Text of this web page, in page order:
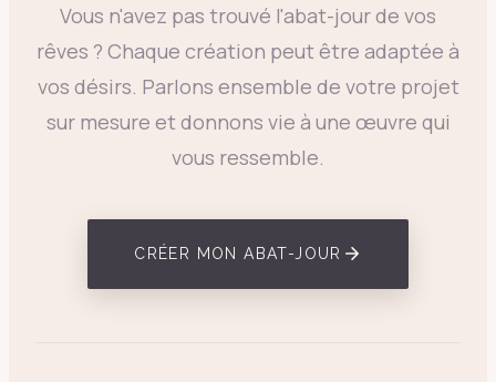
Vous n'avez pas trouvé l'abat-jour de vos
rêves ? Chaque création peut être adaptée à
vos désirs. Parlons ensemble de votre projet
sur mesure et donnons vie à une œuvre qui
vous ressemble.
CRÉER MON ABAT-JOUR